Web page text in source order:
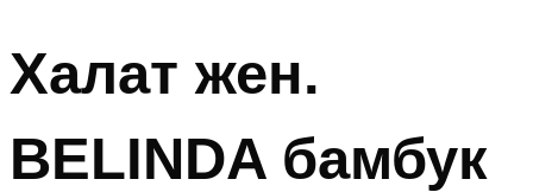
Халат жен.
BELINDA бамбук